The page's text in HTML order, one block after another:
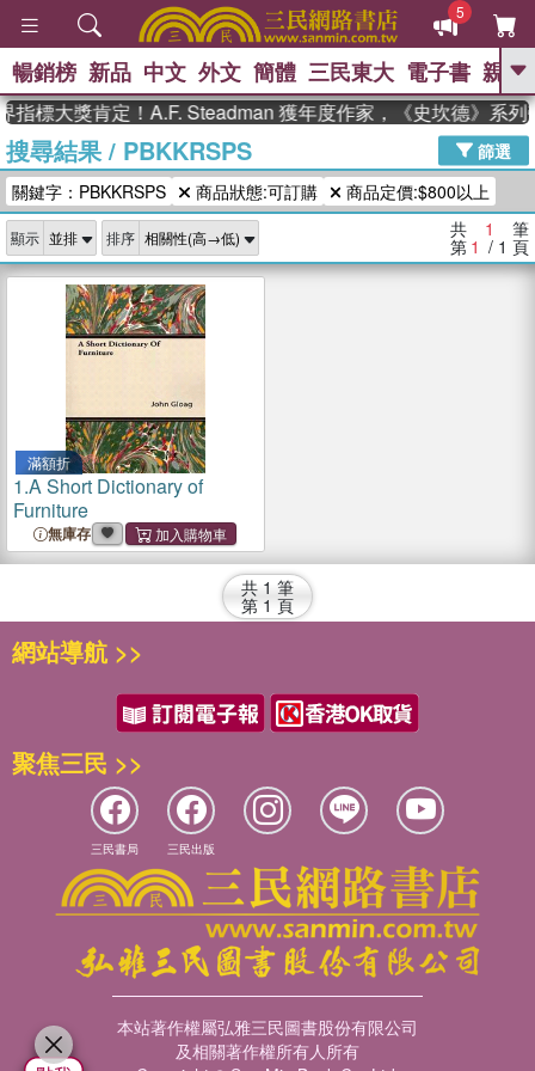
5
GO
熱搜： 高希均教授回憶錄
、 The Odyssey 、 父親節 、 如果歷
史是一群喵
、 暑期推薦 、 國際布克
獎 臺灣漫遊錄 、 方念華 、 台灣的李
登輝時代
數學女孩：黎曼猜想 、
偉大的迷走神經
暢銷榜 新品 中文 外文 簡體 三民東大 電子書 親子
指標大獎肯定！A.F. Steadman 獲年度作家，《史坎德》系列
搜尋結果/ PBKKRSPS
篩選
關鍵字：PBKKRSPS
商品狀態:可訂購 商品定價:$800以上
顯示 排序 共 1 筆
第 1 / 1 頁
滿額折
1.A Short Dictionary of
Furniture
無庫存
共 1 筆
第 1 頁
網站導航 >>
聚焦三民 >>
三民書局 三民出版
本站著作權屬弘雅三民圖書股份有限公司
及相關著作權所有人所有